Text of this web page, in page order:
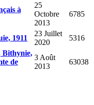
à
25
Octobre
2013
6785
1911
23 Juillet
2020
5316
Bithynie,
de
3 Août
2013
63038